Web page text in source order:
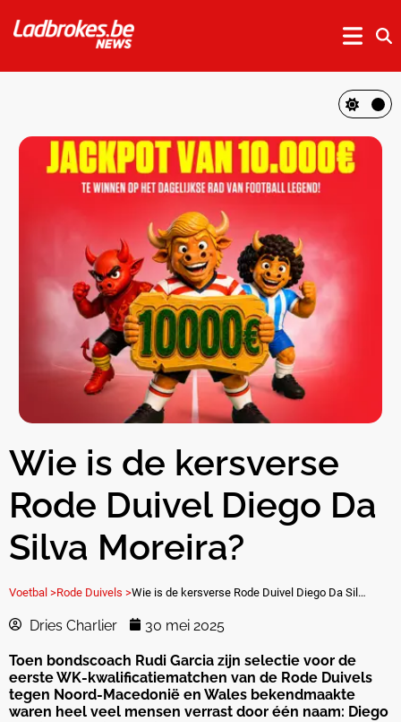
Wie is de kersverse
Rode Duivel Diego Da
Silva Moreira?
Voetbal >Rode Duivels > Wie is de kersverse Rode Duivel Diego Da Silva Moreira?
Dries Charlier 30 mei 2025
Toen bondscoach Rudi Garcia zijn selectie voor de
eerste WK-kwalificatiematchen van de Rode Duivels
tegen Noord-Macedonië en Wales bekendmaakte
waren heel veel mensen verrast door één naam: Diego